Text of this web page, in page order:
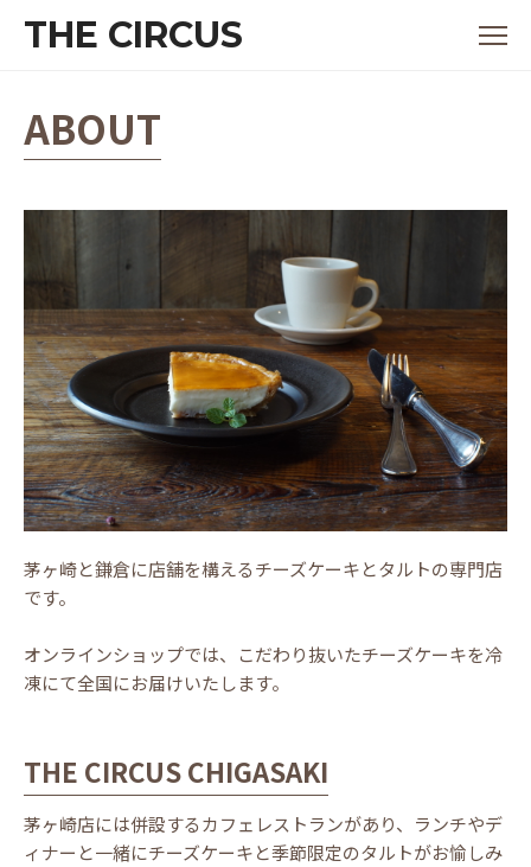
THE CIRCUS
ABOUT
茅ヶ崎と鎌倉に店舗を構えるチーズケーキとタルトの専門店
です。
オンラインショップでは、こだわり抜いたチーズケーキを冷
凍にて全国にお届けいたします。
THE CIRCUS CHIGASAKI
茅ヶ崎店には併設するカフェレストランがあり、ランチやデ
ィナーと一緒にチーズケーキと季節限定のタルトがお愉しみ